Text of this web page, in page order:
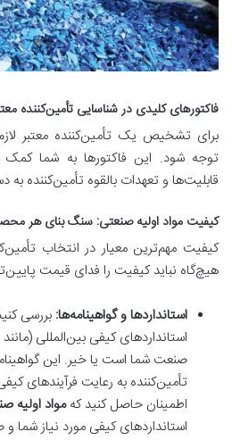
فاکتورهای کلیدی در شناسایی تأمین‌کننده
برای تشخیص یک تأمین‌کننده معتبر
توجه شود. این فاکتورها به شما
قابلیت‌ها و تعهدات بالقوه تأمین‌کننده به
کیفیت مواد اولیه صنعتی: سنگ بنای هر
کیفیت مهم‌ترین معیار در انتخاب
هیچ‌گاه نباید کیفیت را فدای قیمت
استانداردها و گواهینامه‌ها: بررسی
صنعت شما است یا خیر. این
تأمین‌کننده به رعایت
اطمینان حاصل کنید کهمواد اولیه
استانداردهای کیفی مورد نیاز